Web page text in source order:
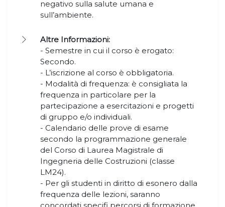
negativo sulla salute umana e
sull’ambiente.
Altre Informazioni:
- Semestre in cui il corso è erogato:
Secondo.
- L’iscrizione al corso è obbligatoria.
- Modalità di frequenza: è consigliata la
frequenza in particolare per la
partecipazione a esercitazioni e progetti
di gruppo e/o individuali.
- Calendario delle prove di esame
secondo la programmazione generale
del Corso di Laurea Magistrale di
Ingegneria delle Costruzioni (classe
LM24).
- Per gli studenti in diritto di esonero dalla
frequenza delle lezioni, saranno